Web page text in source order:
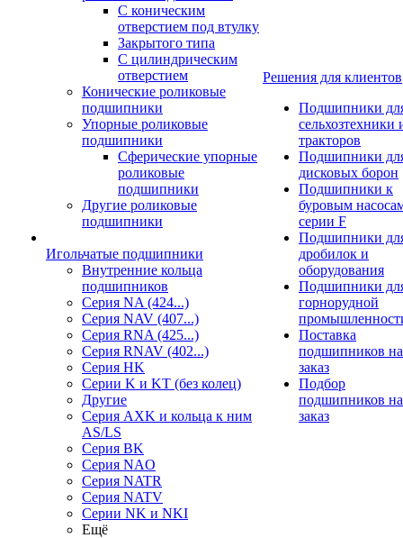
С коническим
отверстием под втулку
Закрытого типа
С цилиндрическим
отверстием
Конические роликовые
подшипники
Упорные роликовые
подшипники
Сферические упорные
роликовые
подшипники
Другие роликовые
подшипники
Игольчатые подшипники
Внутренние кольца
подшипников
Серия NA (424...)
Серия NAV (407...)
Серия RNA (425...)
Серия RNAV (402...)
Серия HK
Серии K и KT (без колец)
Другие
Серия AXK и кольца к ним
AS/LS
Серия BK
Серия NAO
Серия NATR
Серия NATV
Серии NK и NKI
Ещё
Решения для клиентов
Подшипники
сельхозтехники
тракторов
Подшипники
дисковых борон
Подшипники к
буровым
серии F
Подшипники
дробилок и
оборудования
Подшипники
горнорудной
Поставка
подшипников на
заказ
Подбор
подшипников на
заказ